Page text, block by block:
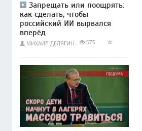
Запрещать или поощрять:
как сделать, чтобы
российский ИИ вырвался
вперёд
МИХАИЛ ДЕЛЯГИН 575